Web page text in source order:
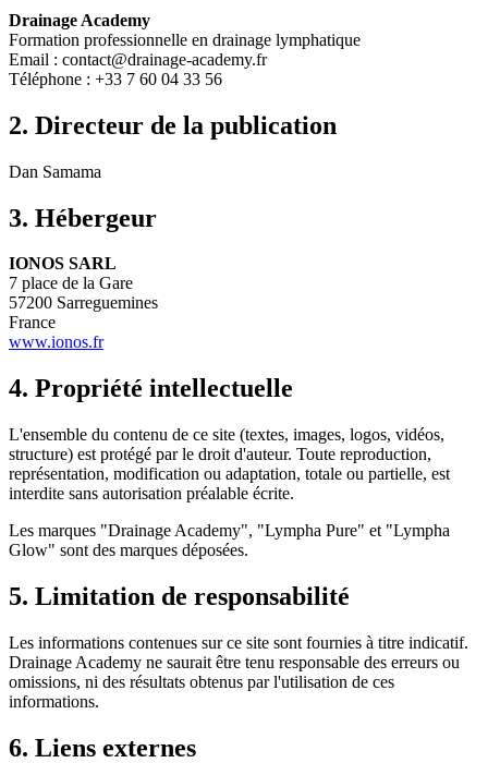
Drainage Academy
Formation professionnelle en drainage lymphatique
Email : contact@drainage-academy.fr
Téléphone : +33 7 60 04 33 56
2. Directeur de la publication
Dan Samama
3. Hébergeur
IONOS SARL
7 place de la Gare
57200 Sarreguemines
France
www.ionos.fr
4. Propriété intellectuelle
L'ensemble du contenu de ce site (textes, images, logos, vidéos,
structure) est protégé par le droit d'auteur. Toute reproduction,
représentation, modification ou adaptation, totale ou partielle, est
interdite sans autorisation préalable écrite.
Les marques "Drainage Academy", "Lympha Pure" et "Lympha
Glow" sont des marques déposées.
5. Limitation de responsabilité
Les informations contenues sur ce site sont fournies à titre indicatif.
Drainage Academy ne saurait être tenu responsable des erreurs ou
omissions, ni des résultats obtenus par l'utilisation de ces
informations.
6. Liens externes